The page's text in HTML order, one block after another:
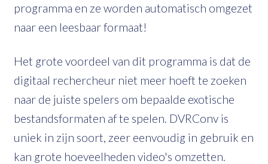
programma en ze worden automatisch omgezet
naar een leesbaar formaat!
Het grote voordeel van dit programma is dat de
digitaal rechercheur niet meer hoeft te zoeken
naar de juiste spelers om bepaalde exotische
bestandsformaten af te spelen. DVRConv is
uniek in zijn soort, zeer eenvoudig in gebruik en
kan grote hoeveelheden video's omzetten.